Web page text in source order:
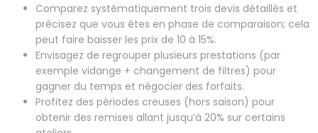
Comparez systématiquement trois devis détaillés et
précisez que vous êtes en phase de comparaison; cela
peut faire baisser les prix de 10 à 15%.
Envisagez de regrouper plusieurs prestations (par
exemple vidange + changement de filtres) pour
gagner du temps et négocier des forfaits.
Profitez des périodes creuses (hors saison) pour
obtenir des remises allant jusqu’à 20% sur certains